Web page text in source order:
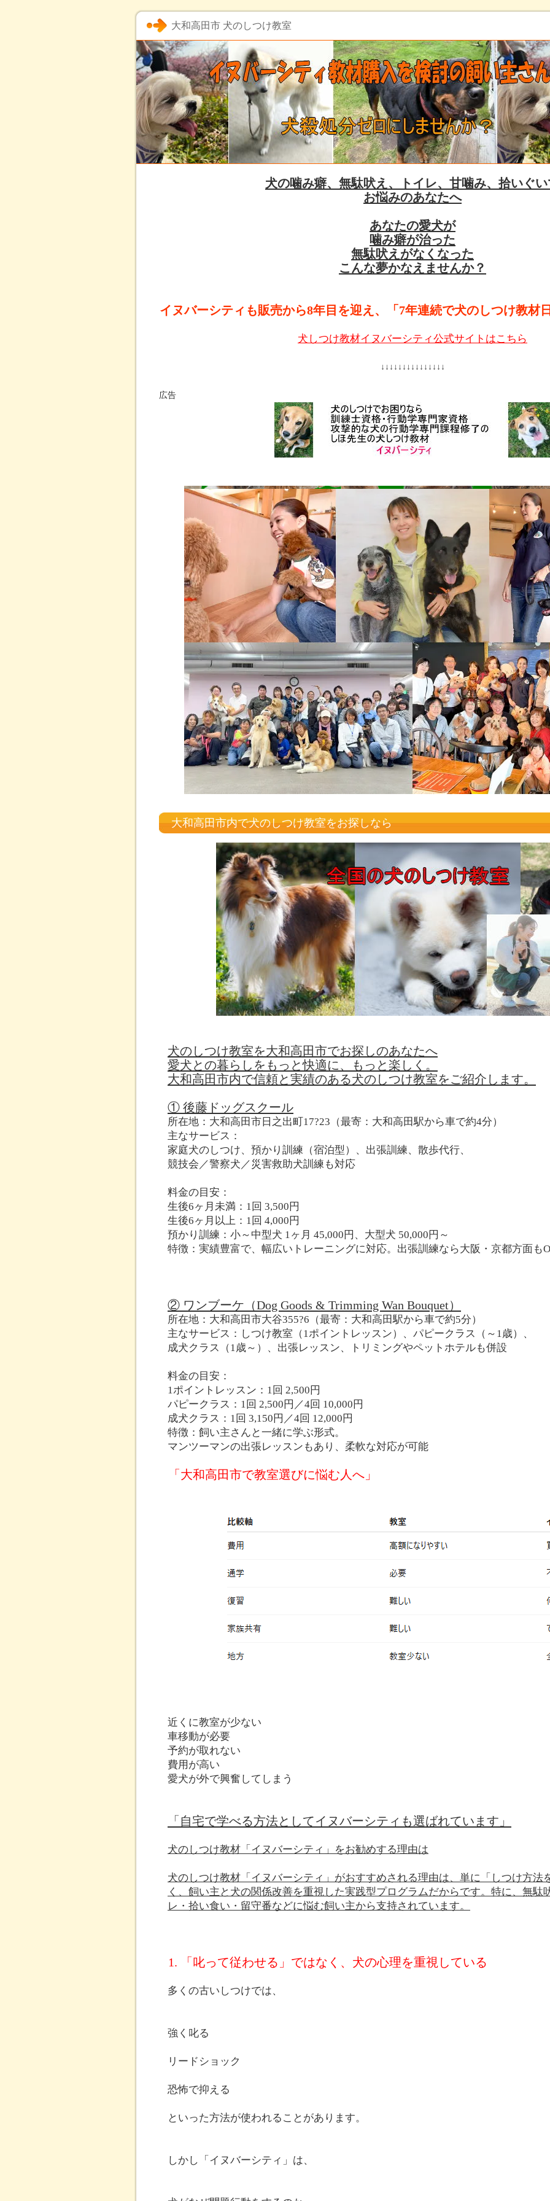
大和高田市 犬のしつけ教室
犬の噛み癖、無駄吠え、トイレ、甘噛み、拾いぐい
お悩みのあなたへ
あなたの愛犬が
噛み癖が治った
無駄吠えがなくなった
こんな夢かなえませんか？
イヌバーシティも販売から8年目を迎え、「7年連続で犬のしつけ教材
犬しつけ教材イヌバーシティ公式サイトはこちら
↓↓↓↓↓↓↓↓↓↓↓↓↓↓↓
広告
大和高田市内で犬のしつけ教室をお探しなら
犬のしつけ教室を大和高田市でお探しのあなたへ
愛犬との暮らしをもっと快適に、もっと楽しく。
大和高田市内で信頼と実績のある犬のしつけ教室をご紹介します。
① 後藤ドッグスクール
所在地：大和高田市日之出町17?23（最寄：大和高田駅から車で約4分）
主なサービス：
家庭犬のしつけ、預かり訓練（宿泊型）、出張訓練、散歩代行、
競技会／警察犬／災害救助犬訓練も対応
料金の目安：
生後6ヶ月未満：1回 3,500円
生後6ヶ月以上：1回 4,000円
預かり訓練：小～中型犬 1ヶ月 45,000円、大型犬 50,000円～
特徴：実績豊富で、幅広いトレーニングに対応。出張訓練なら大阪・京都方面も
② ワンブーケ（Dog Goods & Trimming Wan Bouquet）
所在地：大和高田市大谷355?6（最寄：大和高田駅から車で約5分）
主なサービス：しつけ教室（1ポイントレッスン）、パピークラス（～1歳）、
成犬クラス（1歳～）、出張レッスン、トリミングやペットホテルも併設
料金の目安：
1ポイントレッスン：1回 2,500円
パピークラス：1回 2,500円／4回 10,000円
成犬クラス：1回 3,150円／4回 12,000円
特徴：飼い主さんと一緒に学ぶ形式。
マンツーマンの出張レッスンもあり、柔軟な対応が可能
「大和高田市で教室選びに悩む人へ」
近くに教室が少ない
車移動が必要
予約が取れない
費用が高い
愛犬が外で興奮してしまう
「自宅で学べる方法としてイヌバーシティも選ばれています」
犬のしつけ教材「イヌバーシティ」をお勧めする理由は
犬のしつけ教材「イヌバーシティ」がおすすめされる理由は、単に「しつけ方法
く、飼い主と犬の関係改善を重視した実践型プログラムだからです。特に、無駄
レ・拾い食い・留守番などに悩む飼い主から支持されています。
1. 「叱って従わせる」ではなく、犬の心理を重視している
多くの古いしつけでは、
強く叱る
リードショック
恐怖で抑える
といった方法が使われることがあります。
しかし「イヌバーシティ」は、